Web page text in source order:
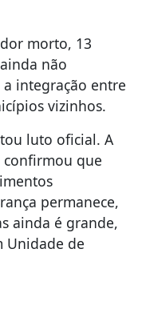
morto, 13
não
integração entre
vizinhos.
luto oficial. A
confirmou que
permanece,
ainda é grande,
Unidade de